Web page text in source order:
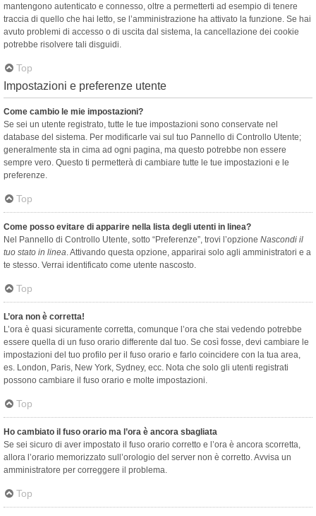
mantengono autenticato e connesso, oltre a permetterti ad esempio di tenere
traccia di quello che hai letto, se l’amministrazione ha attivato la funzione. Se hai
avuto problemi di accesso o di uscita dal sistema, la cancellazione dei cookie
potrebbe risolvere tali disguidi.
Top
Impostazioni e preferenze utente
Come cambio le mie impostazioni?
Se sei un utente registrato, tutte le tue impostazioni sono conservate nel
database del sistema. Per modificarle vai sul tuo Pannello di Controllo Utente;
generalmente sta in cima ad ogni pagina, ma questo potrebbe non essere
sempre vero. Questo ti permetterà di cambiare tutte le tue impostazioni e le
preferenze.
Top
Come posso evitare di apparire nella lista degli utenti in linea?
Nel Pannello di Controllo Utente, sotto “Preferenze”, trovi l’opzione Nascondi il
tuo stato in linea. Attivando questa opzione, apparirai solo agli amministratori e a
te stesso. Verrai identificato come utente nascosto.
Top
L’ora non è corretta!
L’ora è quasi sicuramente corretta, comunque l’ora che stai vedendo potrebbe
essere quella di un fuso orario differente dal tuo. Se così fosse, devi cambiare le
impostazioni del tuo profilo per il fuso orario e farlo coincidere con la tua area,
es. London, Paris, New York, Sydney, ecc. Nota che solo gli utenti registrati
possono cambiare il fuso orario e molte impostazioni.
Top
Ho cambiato il fuso orario ma l’ora è ancora sbagliata
Se sei sicuro di aver impostato il fuso orario corretto e l’ora è ancora scorretta,
allora l’orario memorizzato sull’orologio del server non è corretto. Avvisa un
amministratore per correggere il problema.
Top